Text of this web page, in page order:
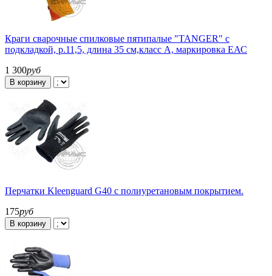
Краги сварочные спилковые пятипалые "TANGER" с
подкладкой, р.11,5, длина 35 см,класс А, маркировка ЕАС
1 300руб
В корзину
Перчатки Kleenguard G40 с полиуретановым покрытием.
175руб
В корзину